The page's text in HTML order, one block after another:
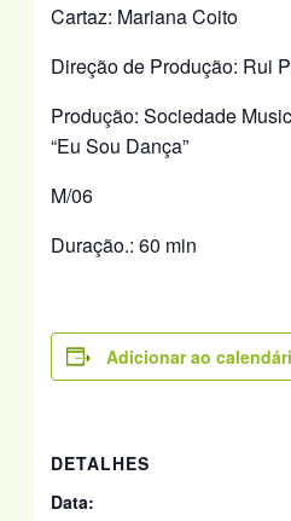
Cartaz: Mariana Coito
Direção de Produção: Rui
Produção: Sociedade
“Eu Sou Dança”
M/06
Duração.: 60 min
Adicionar ao
DETALHES
Data: